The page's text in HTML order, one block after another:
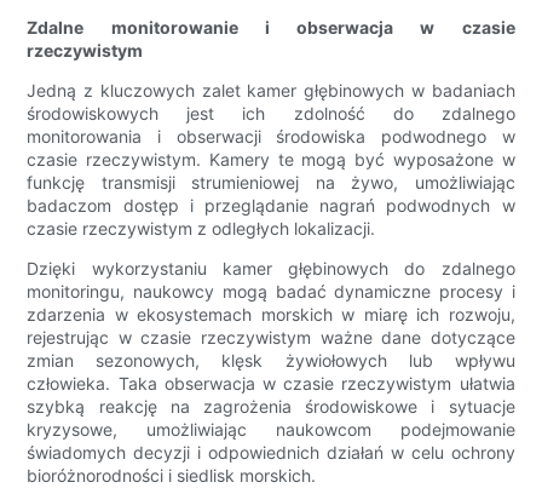
Zdalne monitorowanie i obserwacja w czasie
rzeczywistym
Jedną z kluczowych zalet kamer głębinowych w badaniach
środowiskowych jest ich zdolność do zdalnego
monitorowania i obserwacji środowiska podwodnego w
czasie rzeczywistym. Kamery te mogą być wyposażone w
funkcję transmisji strumieniowej na żywo, umożliwiając
badaczom dostęp i przeglądanie nagrań podwodnych w
czasie rzeczywistym z odległych lokalizacji.
Dzięki wykorzystaniu kamer głębinowych do zdalnego
monitoringu, naukowcy mogą badać dynamiczne procesy i
zdarzenia w ekosystemach morskich w miarę ich rozwoju,
rejestrując w czasie rzeczywistym ważne dane dotyczące
zmian sezonowych, klęsk żywiołowych lub wpływu
człowieka. Taka obserwacja w czasie rzeczywistym ułatwia
szybką reakcję na zagrożenia środowiskowe i sytuacje
kryzysowe, umożliwiając naukowcom podejmowanie
świadomych decyzji i odpowiednich działań w celu ochrony
bioróżnorodności i siedlisk morskich.